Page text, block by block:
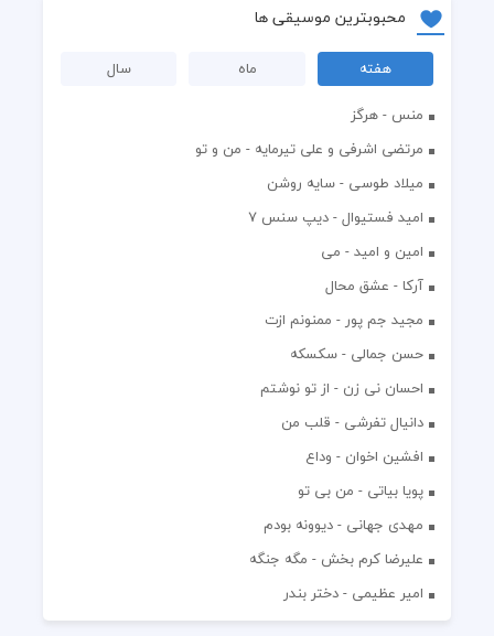
محبوبترین موسیقی ها
هفته ماه
سال
منس - هرگز
مرتضی اشرفی و علی تیرمایه - من و تو
میلاد طوسی - سایه روشن
اميد فستيوال - ديپ سنس ۷
امین و امید - می
آرکا - عشق محال
مجید جم پور - ممنونم ازت
حسن جمالی - سکسکه
احسان نی زن - از تو نوشتم
دانیال تفرشی - قلب من
افشين اخوان - وداع
پویا بیاتی - من بی تو
مهدی جهانی - دیوونه بودم
علیرضا کرم بخش - مگه جنگه
امیر عظیمی - دختر بندر